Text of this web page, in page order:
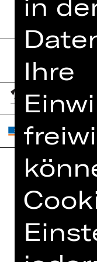
Spielplan
Newsletter
Ihre